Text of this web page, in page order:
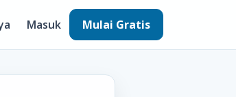
Masuk Mulai Gratis